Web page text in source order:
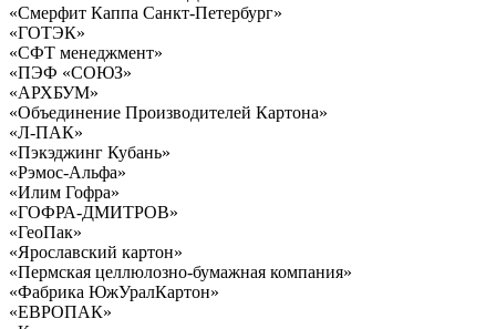
«Смерфит Каппа Санкт-Петербург»
«ГОТЭК»
«СФТ менеджмент»
«ПЭФ «СОЮЗ»
«АРХБУМ»
«Объединение Производителей Картона»
«Л-ПАК»
«Пэкэджинг Кубань»
«Рэмос-Альфа»
«Илим Гофра»
«ГОФРА-ДМИТРОВ»
«ГеоПак»
«Ярославский картон»
«Пермская целлюлозно-бумажная компания»
«Фабрика ЮжУралКартон»
«ЕВРОПАК»